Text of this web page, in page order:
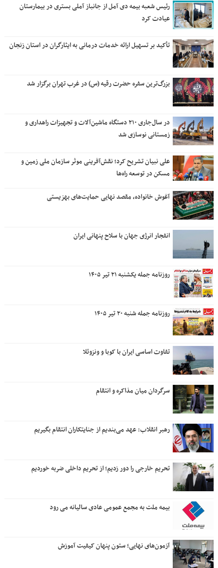
رئیس شعبه بیمه دی آمل از جانباز آملی بستری در بیمارستان
عیادت کرد
تأکید بر تسهیل ارائه خدمات درمانی به ایثارگران در استان زنجان
بزرگ‌ترین سفره حضرت رقیه (س) در غرب تهران برگزار شد
در سال‌جاری ۲۱۰ دستگاه ماشین‌آلات و تجهیزات راهداری و
زمستانی نوسازی شد
علی نبیان تشریح کرد؛ نقش‌آفرینی موثر سازمان ملی زمین و
مسکن در توسعه راه‌ها
آغوش خانواده، مقصد نهایی حمایت‌های بهزیستی
انفجار انرژی جهان با سلاح پنهانی ایران
روزنامه جمله یکشنبه ۲۱ تیر ۱۴۰۵
روزنامه جمله شنبه ۲۰ تیر ۱۴۰۵
تفاوت اساسی ایران با کوبا و ونزوئلا
سرگردان میان مذاکره و انتقام
رهبر انقلاب: عهد می‌بندیم از جنایتکاران انتقام بگیریم
تحریم خارجی را دور زدیم؛ از تحریم داخلی ضربه خوردیم
بیمه ملت به مجمع عمومی عادی سالیانه می رود
آزمون‌های نهایی؛ ستون پنهان کیفیت آموزش